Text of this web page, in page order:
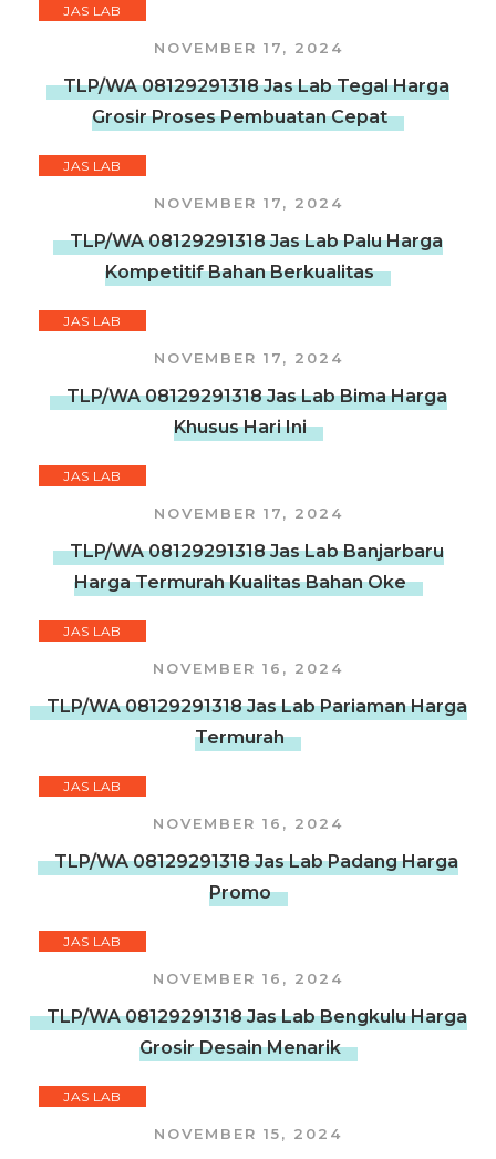
JAS LAB
NOVEMBER 17, 2024
TLP/WA 08129291318 Jas Lab Tegal Harga
Grosir Proses Pembuatan Cepat
JAS LAB
NOVEMBER 17, 2024
TLP/WA 08129291318 Jas Lab Palu Harga
Kompetitif Bahan Berkualitas
JAS LAB
NOVEMBER 17, 2024
TLP/WA 08129291318 Jas Lab Bima Harga
Khusus Hari Ini
JAS LAB
NOVEMBER 17, 2024
TLP/WA 08129291318 Jas Lab Banjarbaru
Harga Termurah Kualitas Bahan Oke
JAS LAB
NOVEMBER 16, 2024
TLP/WA 08129291318 Jas Lab Pariaman Harga
Termurah
JAS LAB
NOVEMBER 16, 2024
TLP/WA 08129291318 Jas Lab Padang Harga
Promo
JAS LAB
NOVEMBER 16, 2024
TLP/WA 08129291318 Jas Lab Bengkulu Harga
Grosir Desain Menarik
JAS LAB
NOVEMBER 15, 2024